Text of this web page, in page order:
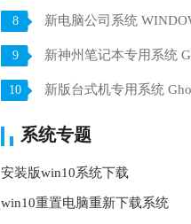
8
9
10
系统专题
安装版win10系统下载
win10重置电脑重新下载系统